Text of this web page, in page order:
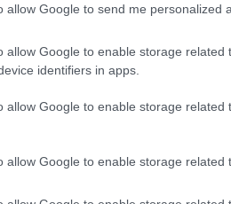
allow Google to send me personalized
allow Google to enable storage related
identifiers in apps.
allow Google to enable storage related
allow Google to enable storage related
και αλλαγές
η απονομή της οριστικής